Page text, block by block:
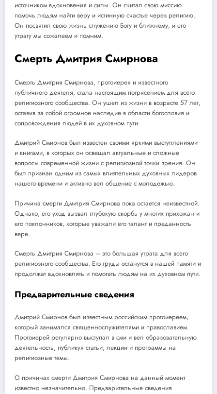
источником вдохновения и силы. Он считал свою миссию
помочь людям найти веру и истинную счастье через религию.
Он посвятил свою жизнь служению Богу и ближнему, и его
утрату мы сожалеем и помним.
Смерть Дмитрия Смирнова
Смерть Дмитрия Смирнова, протоиерея и известного
публичного деятеля, стала настоящим потрясением для всего
религиозного сообщества. Он ушел из жизни в возрасте 57 лет,
оставив за собой огромное наследие в области богословия и
сопровождения людей в их духовном пути.
Дмитрий Смирнов был известен своими яркими выступлениями
и книгами, в которых он освещал актуальные и сложные
вопросы современной жизни с религиозной точки зрения. Он
был признан одним из самых влиятельных духовных лидеров
нашего времени и активно вел общение с молодежью.
Причина смерти Дмитрия Смирнова пока остается неизвестной.
Однако, его уход вызвал глубокую скорбь у многих прихожан и
его поклонников, которые уважали его талант и преданность
вере.
Смерть Дмитрия Смирнова – это большая утрата для всего
религиозного сообщества. Его труды останутся в нашей памяти и
продолжат вдохновлять и помогать людям на их духовном пути.
Предварительные сведения
Дмитрий Смирнов был известным российским протоиереем,
который занимался священнослужителями и православием.
Протоиерей регулярно выступал в сми и вел образовательную
деятельность, публикуя статьи, лекции и программы на
религиозные темы.
О причинах смерти Дмитрия Смирнова на данный момент
известно незначительно. Предварительные сведения